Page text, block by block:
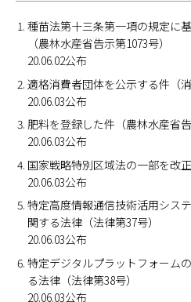
種苗法第十三条第一項の規定に
（農林水産省告示第1073号）
20.06.02公布
適格消費者団体を公示する件（
20.06.03公布
肥料を登録した件（農林水産省告
20.06.03公布
国家戦略特別区域法の一部を改
20.06.03公布
特定高度情報通信技術活用シス
関する法律（法律第37号）
20.06.03公布
特定デジタルプラットフォーム
る法律（法律第38号）
20.06.03公布